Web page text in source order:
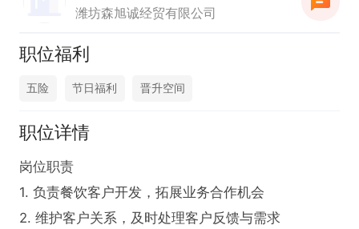
潍坊森旭诚经贸有限公司
职位福利
五险 节日福利 晋升空间
职位详情
岗位职责
1. 负责餐饮客户开发，拓展业务合作机会
2. 维护客户关系，及时处理客户反馈与需求